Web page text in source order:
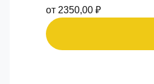
от 2350,00 ₽
Опции
можно
выбрать